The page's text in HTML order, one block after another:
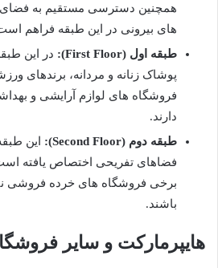
همچنین دسترسی مستقیم به فضای
های بیرونی در این طبقه فراهم
طبقه اول (First Floor):
در این
پوشاک زنانه و مردانه، برندهای
فروشگاه های لوازم آرایشی و
دارند.
طبقه دوم (Second Floor):
این
فضاهای تفریحی اختصاص یافته
برخی فروشگاه های خرده فروشی
باشند.
هایپرمارکت و سایر